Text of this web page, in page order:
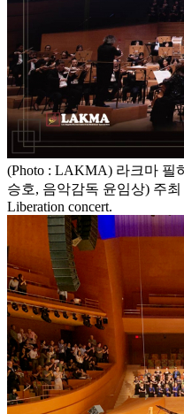
(Photo : LAKMA) 라크마 필
승호, 음악감독 윤임상) 주최
Liberation concert.